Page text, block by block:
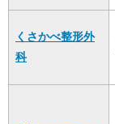
くさかべ整形外
科